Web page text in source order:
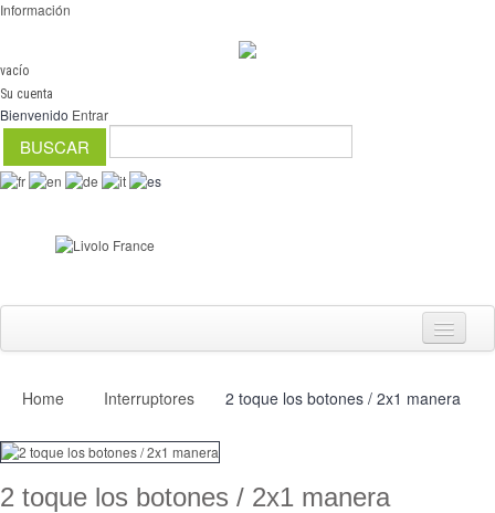
Información
vacío
Su cuenta
Bienvenido Entrar
Interruptores
regulador
2 Ways
Home Interruptores 2 toque los botones / 2x1 manera
2 toque los botones / 2x1 manera